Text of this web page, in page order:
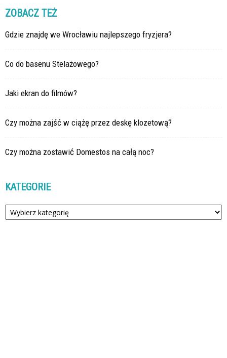
ZOBACZ TEŻ
Gdzie znajdę we Wrocławiu najlepszego fryzjera?
Co do basenu Stelażowego?
Jaki ekran do filmów?
Czy można zajść w ciążę przez deskę klozetową?
Czy można zostawić Domestos na całą noc?
KATEGORIE
Kategorie